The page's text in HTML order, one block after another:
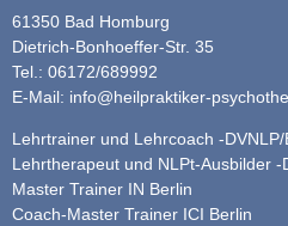
61350 Bad Homburg
Dietrich-Bonhoeffer-Str. 35
Tel.: 06172/689992
E-Mail: info@heilpraktiker-
Lehrtrainer und Lehrcoach -DVNLP/
Lehrtherapeut und NLPt-Ausbilder -
Master Trainer IN Berlin
Coach-Master Trainer ICI Berlin